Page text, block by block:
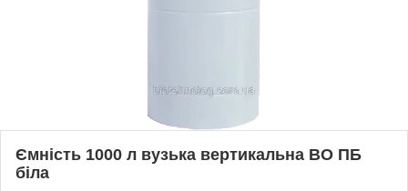
Ємність 1000 л вузька вертикальна ВО ПБ
біла